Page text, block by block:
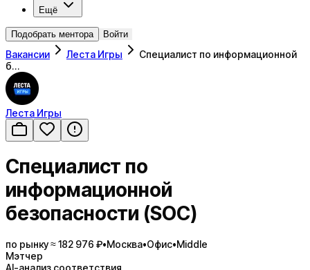
Ещё
Подобрать ментора Войти
Вакансии Леста Игры
Специалист по информационной
б…
Леста Игры
Специалист по
информационной
безопасности (SOC)
по рынку ≈ 182 976 ₽•Москва•Офис•Middle
Мэтчер
AI-анализ соответствия